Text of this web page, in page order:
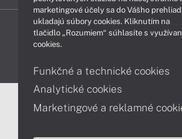
LENOVO-SHOP © 2013 - 2026 Všetky
marketingové účely sa do Vášho
ukladajú súbory cookies. Kliknutím na
tlačidlo „Rozumiem“ súhlasíte s
cookies.
Funkčné a technické cookies
Analytické cookies
Marketingové a reklamné